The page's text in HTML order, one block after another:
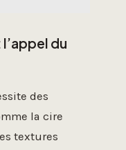
du
des
la cire
textures